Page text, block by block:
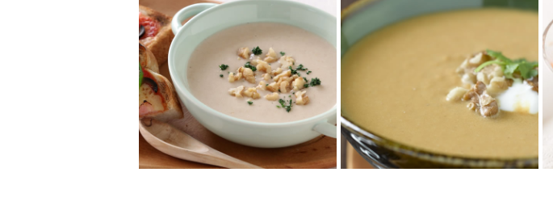
リーキとくるみのポテ
トスープ
栄養豊富なくるみに、リーキと
ポテトで作るあったかスープレ
シピ。滑らかなポテトスープに
くるみの食感がア...
くるみとコーンのポテ
トチャウダー
手作りくるみクリームでつくる
クリーミーなチャウダー。くる
みのコクとたっぷり具材で味わ